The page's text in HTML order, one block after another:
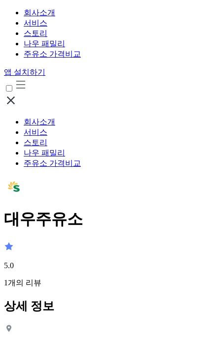
회사소개
서비스
스토리
나우 패밀리
주유소 가격비교
앱 설치하기
회사소개
서비스
스토리
나우 패밀리
주유소 가격비교
대우주유소
5.0
1개의 리뷰
상세 정보